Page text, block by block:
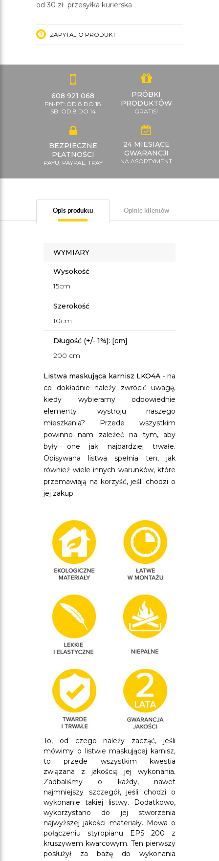
od 30 zł przesyłka kurierska
ZAPYTAJ O PRODUKT
608 921 068
PN-PT: OD 8 DO 18
SB: OD 8 DO 14
PRÓBKI
PRODUKTÓW
GRATIS!
BEZPIECZNE
PŁATNOŚCI
PAYU, PAYPAL, TPAY
24 MIESIĄCE
GWARANCJI
NA ASORTYMENT
Opis produktu Opinie klientów
WYMIARY
Wysokość
15cm
Szerokość
10cm
Długość (+/- 1%): [cm]
200 cm
Listwa maskująca karnisz LKO4A - na
co dokładnie należy zwrócić uwagę,
kiedy wybieramy odpowiednie
elementy wystroju naszego
mieszkania? Przede wszystkim
powinno nam zależeć na tym, aby
były one jak najbardziej trwałe.
Opisywana listwa spełnia ten, jak
również wiele innych warunków, które
przemawiają na korzyść, jeśli chodzi o
jej zakup.
To, od czego należy zacząć, jeśli
mówimy o listwie maskującej karnisz,
to przede wszystkim kwestia
związana z jakością jej wykonania.
Zadbaliśmy o każdy, nawet
najmniejszy szczegół, jeśli chodzi o
wykonanie takiej listwy. Dodatkowo,
wykorzystano do jej stworzenia
najwyższej jakości materiały. Mowa o
połączeniu styropianu EPS 200 z
kruszywem kwarcowym. Ten pierwszy
posłużył za bazę do wykonania